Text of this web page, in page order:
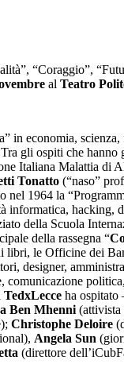
“Coraggio”,
al Teatro
in economia,
gli ospiti che hanno
Italiana Malattia di
Tonatto (“naso”
nel 1964 la
informatica,
della Scuola
della rassegna “
libri, le Officine dei
designer,
comunicazione
TedxLecce ha ospitato
Ben Mhenni (attivista
Christophe Deloire
Angela Sun
(direttore